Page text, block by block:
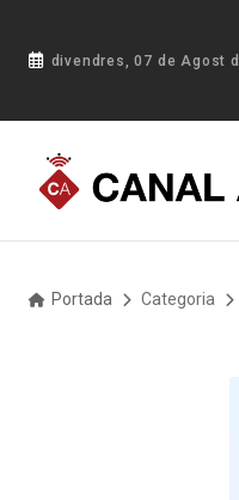
divendres, 07 de Agost
Portada Categoria